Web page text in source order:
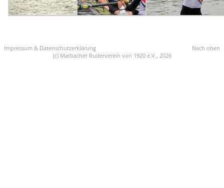
Impressum & Datenschutzerklärung
Nach oben
(c) Marbacher Ruderverein von 1920 e.V., 2026